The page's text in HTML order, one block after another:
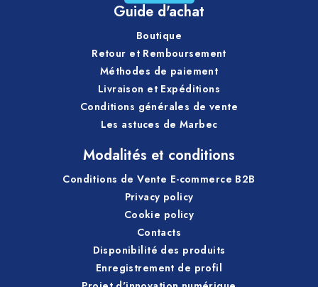
Guide d'achat
Boutique
Retour et Remboursement
Méthodes de paiement
Livraison et Expéditions
Conditions générales de vente
Les astuces de Marbec
Modalités et conditions
Conditions de Vente E-commerce B2B
Privacy policy
Cookie policy
Contacts
Disponibilité des produits
Enregistrement de profil